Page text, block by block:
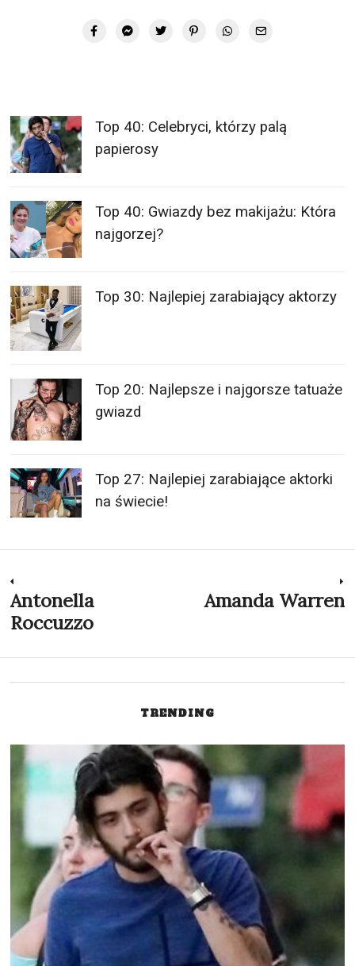
Top 40: Celebryci, którzy palą
papierosy
Top 40: Gwiazdy bez makijażu: Która
najgorzej?
Top 30: Najlepiej zarabiający aktorzy
Top 20: Najlepsze i najgorsze tatuaże
gwiazd
Top 27: Najlepiej zarabiające aktorki
na świecie!
Nawigacja
wpisu
Previous
post:
Antonella
Roccuzzo
Amanda Warren
TRENDING